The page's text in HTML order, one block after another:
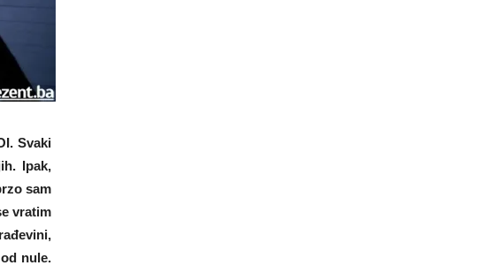
Svaki
Ipak,
sam
vratim
nule.